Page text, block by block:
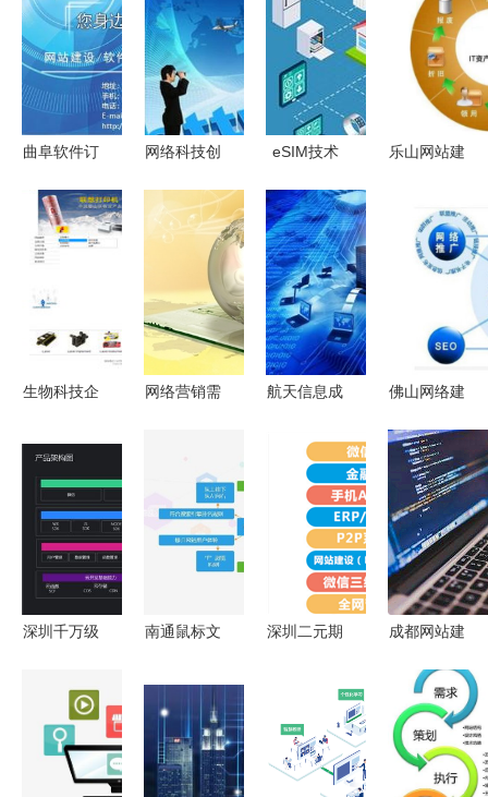
网络课堂赋
能农业标准
化与绿色转
型
精品网站设
计与开发助
力粤港澳大
湾区企业数
字化升级
关联及网络
建设与开发
图谱——网
络建设、市
场规模、竞
争格局与发
展前景
曲阜软件订
络建设 速
达网络通信
网络科技创
字时代的核
eSIM技术
发展与网络
建设的核心
驱动力
乐山网站建
方位网络开
发与建设策
生物科技企
门户 网站
建设与开发
的战略与实
践
网络营销需
司并非万能
灵丹妙药
航天信息成
税务总局税
务网络可信
身份体系子
项目，为智
慧税务建设
注入新动能
佛山网络建
攻略 网
站、APP与
微信营销一
体化方案
深圳千万级
后的技术基
石 揭秘支
撑10万服务
南通鼠标文
设成本解析
一站式网络
深圳二元期
创赢软件与
市场同行的
差异化优势
成都网站建
络如何以专
业开发设计
赋能企业数